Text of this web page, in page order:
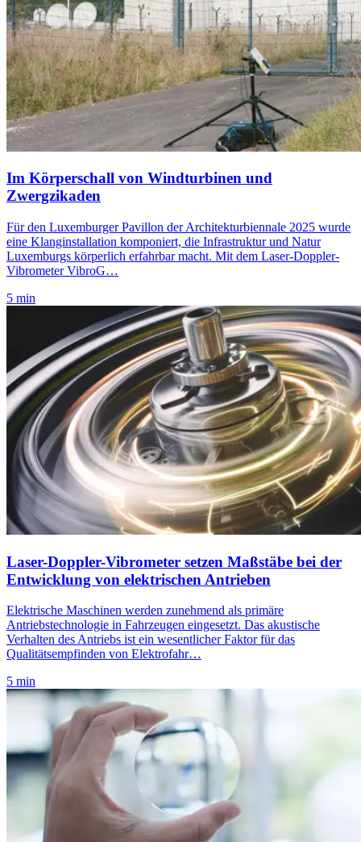
Im Körperschall von Windturbinen und
Zwergzikaden
Für den Luxemburger Pavillon der Architekturbiennale 2025 wurde
eine Klanginstallation komponiert, die Infrastruktur und Natur
Luxemburgs körperlich erfahrbar macht. Mit dem Laser-Doppler-
Vibrometer VibroG…
5 min
Laser-Doppler-Vibrometer setzen Maßstäbe bei der
Entwicklung von elektrischen Antrieben
Elektrische Maschinen werden zunehmend als primäre
Antriebstechnologie in Fahrzeugen eingesetzt. Das akustische
Verhalten des Antriebs ist ein wesentlicher Faktor für das
Qualitätsempfinden von Elektrofahr…
5 min